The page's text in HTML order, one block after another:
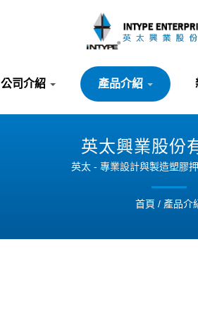
公司介紹 產品介紹
英太興業股份
英太 - 專業設計與製造塑膠
首頁 / 產品介